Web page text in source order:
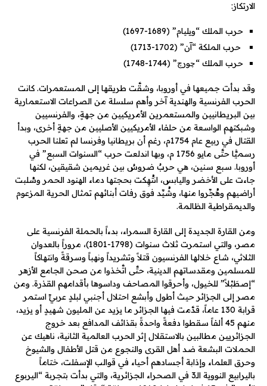
الارتكاز:
حرب الملك “ويليام” (1689-1697)
حرب الملكة “آن” (1702-1713)
حرب الملك “چورچ” (1744-1748)
وقد بدأت جميعها في أوروبا، وشقَّت طريقها إلى المستعمرات. كانت
الحرب الفرنسية والهندية آخر وأهم سلسلة من الصراعات الاستعمارية
بين البريطانيين والمستعمرين الأمريكيين من جهةٍ، والفرنسيين
وشبكتهم الواسعة من حلفاء الأمريكيين الأصليين من جهةٍ أخرى، وبدأ
القتال في ربيع عام 1754م، رغم أن بريطانيا وفرنسا لم تعلنا الحرب
رسميًّا حتَّى مايو 1756 م، وبها اندلعت حرب “السنوات السبع” في
أوروبا. سبع سنين، هي حربٌ ضروسٌ بين غريمين شقيقين، لكنها
جاءت على الأخضر واليابس، انتُهِكت بحجتها دماء الهنود الحمر وسُلبت
أراضيهم وهُجِّروا منها، وشُيِّد فوق رفات أبنائهم تمثال الحرية المزعوم
والديمقراطية الظالمة.
ومن القارة الجديدة إلى القارة السمراء، بدءاً بالحملة الفرنسية على
مصر، والتي استمرت ثلاث سنوات (1798-1801)، مروراً بالعدوان
الثلاثي، شاع خلالها الفرنسيون قتلاً وتشريداً ونهباً وسرقةً وانتهاكاً
للمسلمين ومقدساتهم الدينية، حتَّى اتَّخذوا من صحن الجامع الأزهر
“إصطَبْلاً” للخيول، وأحرقوا المصاحف وداسوها بأقدامهم القذرة. ومن
مصر إلى الجزائر حيث أطول وأبشع احتلال أجنبي لبلدٍ عربيٍّ استمر
قرابة 130 عاماً، قدَّمت فيها الجزائر ما يزيد عن المليون شهيدٍ أو يزيد،
منهم 45 ألفاً سقطوا دفعةً واحدةً بقذائف المدافع بعد خروج
الجزائريين مطالبين بالاستقلال إثر الحرب العالمية الثانية، ناهيك عن
الحملات البشعة ضد أهل القرى والنجوع من قتل الأطفال والشيوخ
وحرق العلماء وإذابة أجسادهم أحياء في قوالب الإسفلت، ختاماً
باليرابيع النووية الـ3 في الصحراء الجزائرية، والتي بدأت بتجربة “اليربوع